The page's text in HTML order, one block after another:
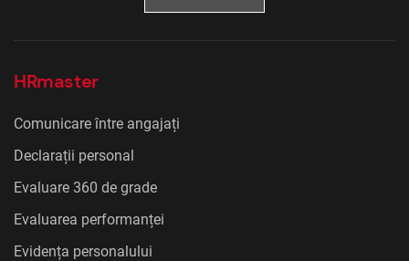
HRmaster
Comunicare între angajați
Declarații personal
Evaluare 360 de grade
Evaluarea performanței
Evidența personalului